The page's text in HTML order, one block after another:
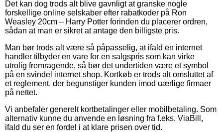
Det kan dog trods alt blive gavnligt at granske nogle
forskellige online selskaber efter rabatkoder på Ron
Weasley 20cm – Harry Potter forinden du placerer ordren,
sådan at man er sikret at antage den billigste pris.
Man bør trods alt være så påpasselig, at ifald en internet
handler tilbyder en vare for en salgspris som kan virke
utrolig fremragende, så bør det undertiden være et symbol
på en svindel internet shop. Kortkøb er trods alt omsluttet af
et reglement, der begunstiger kunden imod uærlige firmaer
på nettet.
Vi anbefaler generelt kortbetalinger eller mobilbetaling. Som
alternativ kunne du anvende en løsning fra f.eks. ViaBill,
ifald du ser en fordel i at klare prisen over tid.